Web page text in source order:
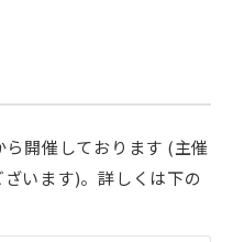
開催しております (主催
います)。詳しくは下の